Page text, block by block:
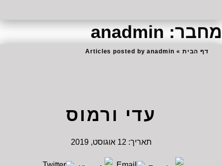
מחבר:anadmin
דף הבית »
Articles posted by anadmin
עדי ורמוס
תאריך: 12 אוגוסט, 2019